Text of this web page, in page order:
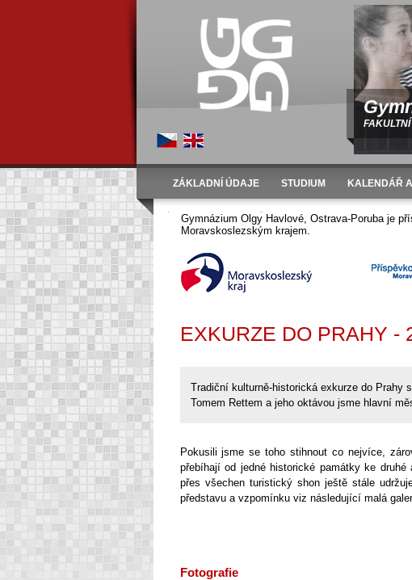
ZÁKLADNÍ ÚDAJE STUDIUM KALENDÁŘ
Úvod Fotogalerie Školní rok 2008/2009 Exkurze do
Gymnázium Olgy Havlové, Ostrava-Poruba je
Moravskoslezským krajem.
EXKURZE DO PRAHY -
Tradiční kulturně-historická exkurze do Prahy
Tomem Rettem a jeho oktávou jsme hlavní
Pokusili jsme se toho stihnout co nejvíce,
přebíhají od jedné historické památky ke
přes všechen turistický shon ještě stále
představu a vzpomínku viz následující malá
Fotografie